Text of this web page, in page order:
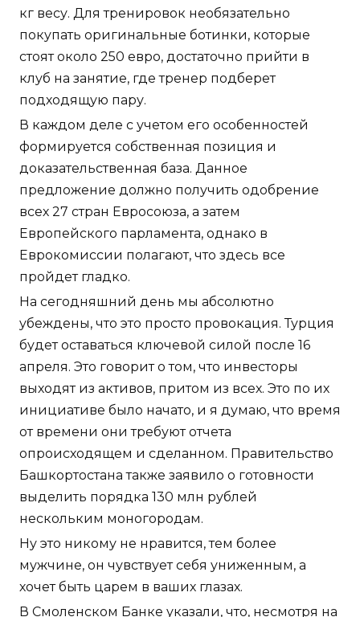
кг весу. Для тренировок необязательно
покупать оригинальные ботинки, которые
стоят около 250 евро, достаточно прийти в
клуб на занятие, где тренер подберет
подходящую пару.
В каждом деле с учетом его особенностей
формируется собственная позиция и
доказательственная база. Данное
предложение должно получить одобрение
всех 27 стран Евросоюза, а затем
Европейского парламента, однако в
Еврокомиссии полагают, что здесь все
пройдет гладко.
На сегодняшний день мы абсолютно
убеждены, что это просто провокация. Турция
будет оставаться ключевой силой после 16
апреля. Это говорит о том, что инвесторы
выходят из активов, притом из всех. Это по их
инициативе было начато, и я думаю, что время
от времени они требуют отчета
опроисходящем и сделанном. Правительство
Башкортостана также заявило о готовности
выделить порядка 130 млн рублей
нескольким моногородам.
Ну это никому не нравится, тем более
мужчине, он чувствует себя униженным, а
хочет быть царем в ваших глазах.
В Смоленском Банке указали, что, несмотря на